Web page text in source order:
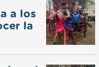
a los
la